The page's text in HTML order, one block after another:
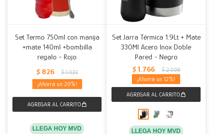
Set Termo 750ml con manija
+mate 140ml +bombilla
regalo - Rojo
$ 826 $ 1.033
20
LLEGA HOY MVD
Set Jarra Térmica 1.9Lt + Mate
330Ml Acero Inox Doble
Pared - Negro
$ 1.766 $ 2.009
12
LLEGA HOY MVD